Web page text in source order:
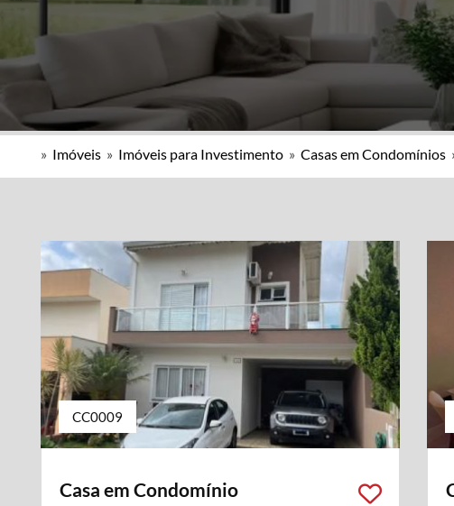
» Imóveis » Imóveis para Investimento » Casas em Condomínios
CC0009
Casa em Condomínio